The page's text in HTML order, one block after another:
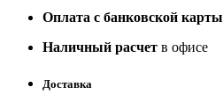
Оплата с банковской карты
Наличный расчет в офисе
Доставка